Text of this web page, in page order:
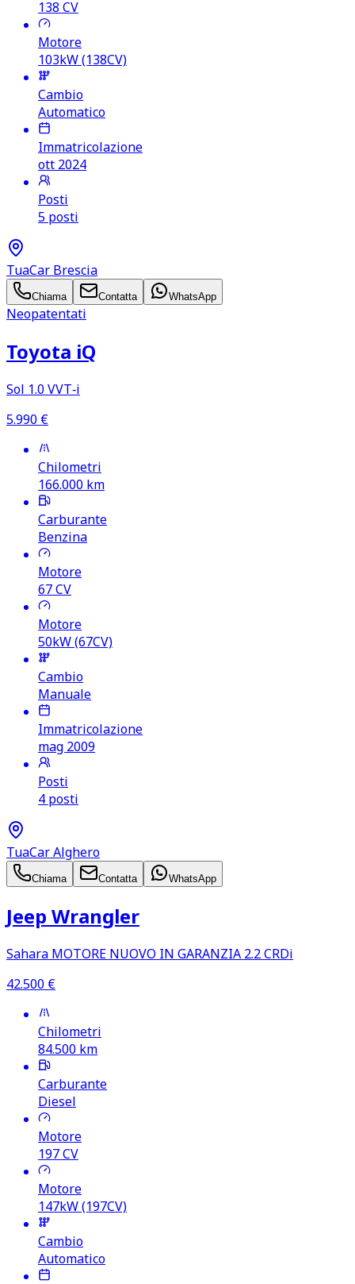
138 CV
Motore
103kW (138CV)
Cambio
Automatico
Immatricolazione
ott 2024
Posti
5 posti
TuaCar Brescia
Chiama Contatta WhatsApp
Neopatentati
Toyota iQ
Sol 1.0 VVT‑i
5.990 €
Chilometri
166.000 km
Carburante
Benzina
Motore
67CV
Motore
50kW (67CV)
Cambio
Manuale
Immatricolazione
mag 2009
Posti
4 posti
TuaCar Alghero
Chiama Contatta WhatsApp
Jeep Wrangler
Sahara MOTORE NUOVO IN GARANZIA 2.2 CRDi
42.500 €
Chilometri
84.500 km
Carburante
Diesel
Motore
197CV
Motore
147kW (197CV)
Cambio
Automatico